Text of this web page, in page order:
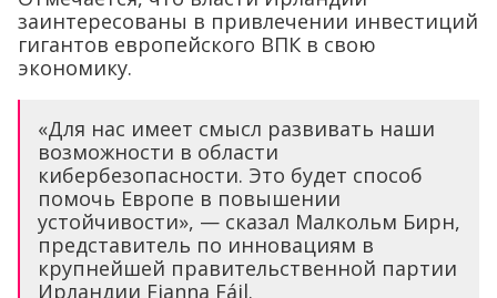
заинтересованы в привлечении инвестиций
гигантов европейского ВПК в свою
экономику.
«Для нас имеет смысл развивать наши
возможности в области
кибербезопасности. Это будет способ
помочь Европе в повышении
устойчивости», — сказал Малкольм Бирн,
представитель по инновациям в
крупнейшей правительственной партии
Ирландии Fianna Fáil.